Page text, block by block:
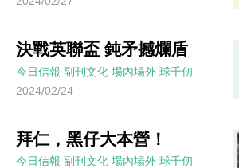
決戰英聯盃 鈍矛撼爛盾
今日信報 副刊文化 場內場外 球千仞
2024/02/24
拜仁，黑仔大本營！
今日信報 副刊文化 場內場外 球千仞